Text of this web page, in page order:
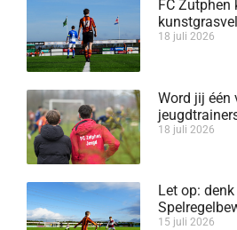
FC Zutphen
18 juli 2026
Word jij één
18 juli 2026
Let op:
15 juli 2026